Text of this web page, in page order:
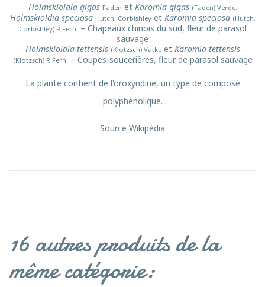
Holmskioldia gigas Faden et Karomia gigas (Faden) Verdc.
Holmskioldia speciosa Hutch. Corbishleyet Karomia speciosa (Hutch.
Corbishley) R.Fern. – Chapeaux chinois du sud, fleur de parasol
sauvage
Holmskioldia tettensis (Klotzsch) Vatkeet Karomia tettensis
(Klotzsch) R.Fern. – Coupes-soucerières, fleur de parasol sauvage
La plante contient de l'oroxyndine, un type de composé
polyphénolique.
Source Wikipédia
16 autres produits de la
même catégorie: